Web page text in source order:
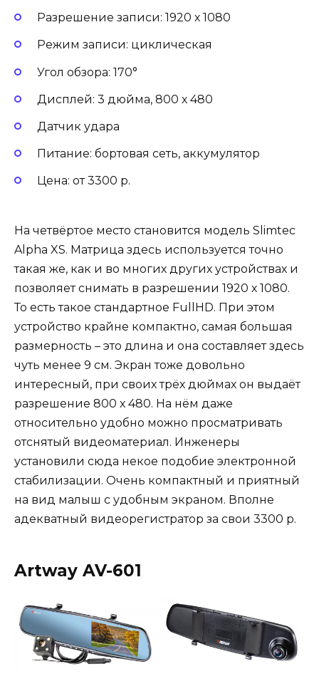
Разрешение записи: 1920 х 1080
Режим записи: циклическая
Угол обзора: 170°
Дисплей: 3 дюйма, 800 х 480
Датчик удара
Питание: бортовая сеть, аккумулятор
Цена: от 3300 р.
На четвёртое место становится модель Slimtec
Alpha XS. Матрица здесь используется точно
такая же, как и во многих других устройствах и
позволяет снимать в разрешении 1920 х 1080.
То есть такое стандартное FullHD. При этом
устройство крайне компактно, самая большая
размерность – это длина и она составляет здесь
чуть менее 9 см. Экран тоже довольно
интересный, при своих трёх дюймах он выдаёт
разрешение 800 х 480. На нём даже
относительно удобно можно просматривать
отснятый видеоматериал. Инженеры
установили сюда некое подобие электронной
стабилизации. Очень компактный и приятный
на вид малыш с удобным экраном. Вполне
адекватный видеорегистратор за свои 3300 р.
Artway AV-601